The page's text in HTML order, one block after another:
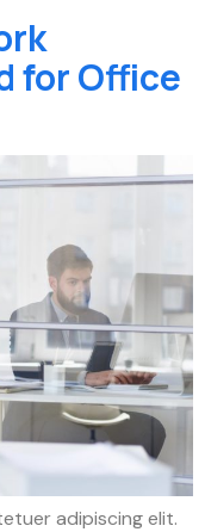
for Office
adipiscing elit.